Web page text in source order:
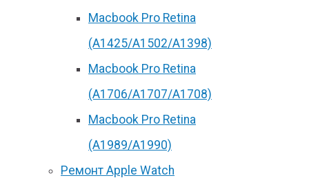
Macbook Pro Retina
(А1425/A1502/A1398)
Macbook Pro Retina
(А1706/A1707/A1708)
Macbook Pro Retina
(А1989/A1990)
Ремонт Apple Watch